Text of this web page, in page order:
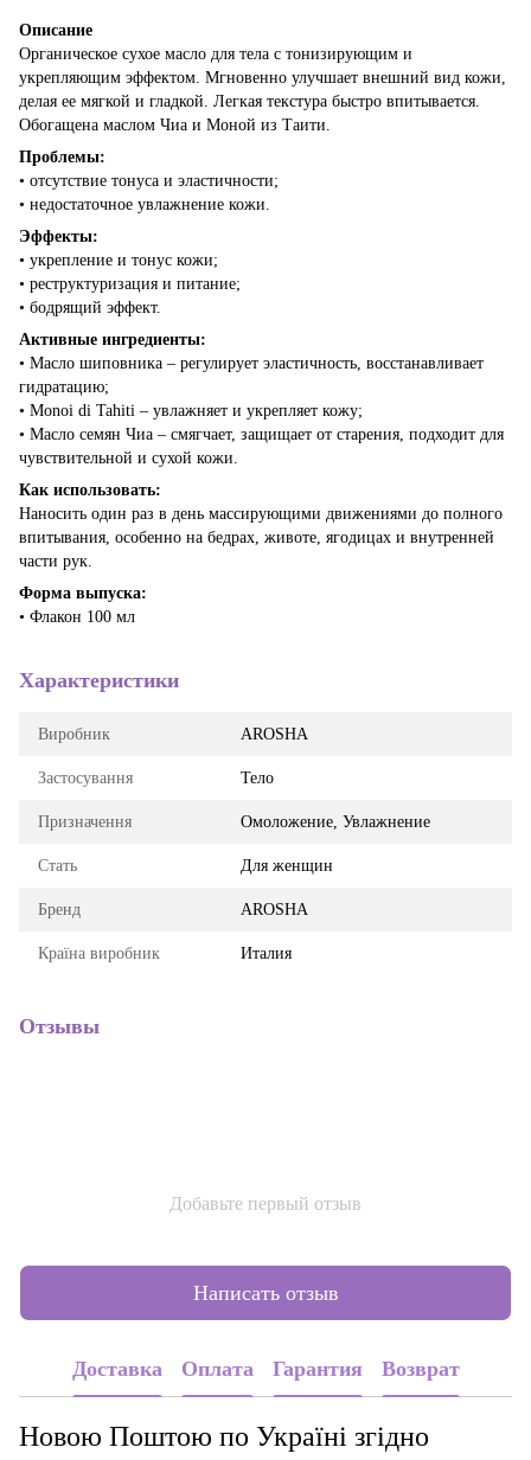
Описание
Органическое сухое масло для тела с тонизирующим и
укрепляющим эффектом. Мгновенно улучшает внешний вид кожи,
делая ее мягкой и гладкой. Легкая текстура быстро впитывается.
Обогащена маслом Чиа и Моной из Таити.
Проблемы:
• отсутствие тонуса и эластичности;
• недостаточное увлажнение кожи.
Эффекты:
• укрепление и тонус кожи;
• реструктуризация и питание;
• бодрящий эффект.
Активные ингредиенты:
• Масло шиповника – регулирует эластичность, восстанавливает
гидратацию;
• Monoi di Tahiti – увлажняет и укрепляет кожу;
• Масло семян Чиа – смягчает, защищает от старения, подходит для
чувствительной и сухой кожи.
Как использовать:
Наносить один раз в день массирующими движениями до полного
впитывания, особенно на бедрах, животе, ягодицах и внутренней
части рук.
Форма выпуска:
• Флакон 100 мл
Характеристики
Виробник AROSHA
Застосування Тело
Призначення Омоложение, Увлажнение
Стать Для женщин
Бренд AROSHA
Країна виробник Италия
Отзывы
Добавьте первый отзыв
Написать отзыв
Доставка Оплата Гарантия Возврат
Новою Поштою по Україні згідно